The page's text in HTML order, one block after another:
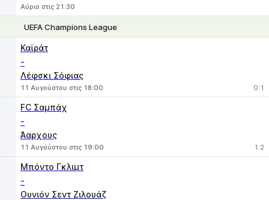
Αύριο στις 21:30
UEFA Champions League
Καϊράτ
-
Λέφσκι Σόφιας
11 Αυγούστου στις 18:00 0:1
FC Σαμπάχ
-
Άαρχους
11 Αυγούστου στις 19:00 1:2
Μπόντο Γκλιμτ
-
Ουνιόν Σεντ Ζιλουάζ